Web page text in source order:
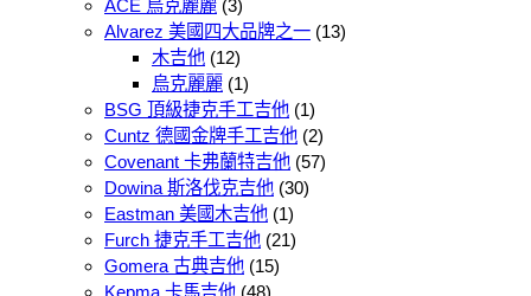
ACE 烏克麗麗 (3)
Alvarez 美國四大品牌之一 (13)
木吉他 (12)
烏克麗麗 (1)
BSG 頂級捷克手工吉他 (1)
Cuntz 德國金牌手工吉他 (2)
Covenant 卡弗蘭特吉他 (57)
Dowina 斯洛伐克吉他 (30)
Eastman 美國木吉他 (1)
Furch 捷克手工吉他 (21)
Gomera 古典吉他 (15)